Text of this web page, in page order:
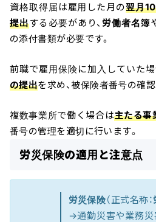
資格取得届は雇用した月の翌月
提出する必要があり、 労働者名簿
の添付書類が必要です。
前職で雇用保険に加入していた
の提出を求め、被保険者番号の確認
複数事業所で働く場合は主たる事
番号の管理を適切に行います。
労災保険の適用と注意点
労災保険（正式名称：
→通勤災害や業務